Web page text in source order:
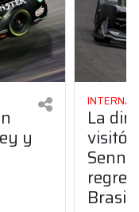
y
La
visitó
Brasil